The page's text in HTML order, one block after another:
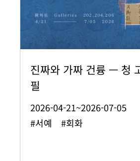
진짜와 가짜 건륭 — 청
필
2026-04-21~2026-07-05
#서예 #회화